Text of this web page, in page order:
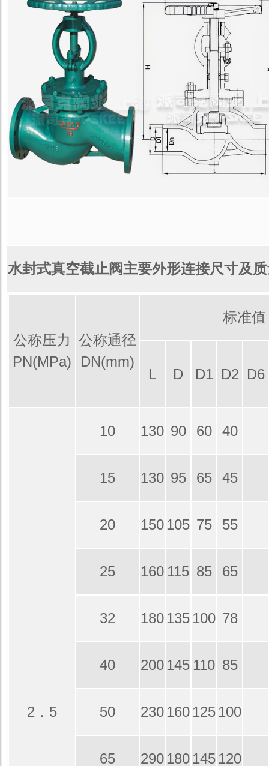
水封式真空截止阀主要外形连接尺寸及
公称压力
PN(MPa)
公称通径
DN(mm)
标准值
L D D1 D2 D6
2．5
10 130 90 60 40
15 130 95 65 45
20 150 105 75 55
25 160 115 85 65
32 180 135 100 78
40 200 145 110 85
50 230 160 125 100
65 290 180 145 120